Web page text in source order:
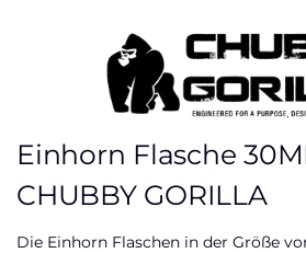
Einhorn Flasche
CHUBBY GORILLA
Die Einhorn Flaschen in der Größe